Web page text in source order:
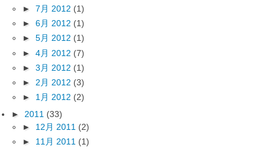
► 7月 2012 (1)
► 6月 2012 (1)
► 5月 2012 (1)
► 4月 2012 (7)
► 3月 2012 (1)
► 2月 2012 (3)
► 1月 2012 (2)
► 2011 (33)
► 12月 2011 (2)
► 11月 2011 (1)